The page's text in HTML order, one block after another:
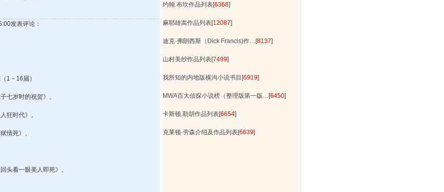
发表评论：
1－16届）
七岁时的祝贺》。
狂时代》。
情死》。
头看一眼美人即死》。
约翰.布坎作品列表[6368]
麻耶雄嵩作品列表[12087]
迪克·弗朗西斯（Dick Francis)作… [8137]
山村美纱作品列表[7499]
我所知的内地版横沟小说书目 [6919]
MWA百大侦探小说榜（整理版第一版… [6450]
卡斯顿.勒胡作品列表[6654]
克莱顿·劳森介绍及作品列表[6639]